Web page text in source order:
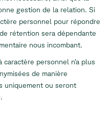
gestion de la relation. Si
personnel pour répondre
rétention sera dépendante
nous incombant.
personnel n’a plus
de manière
uniquement ou seront